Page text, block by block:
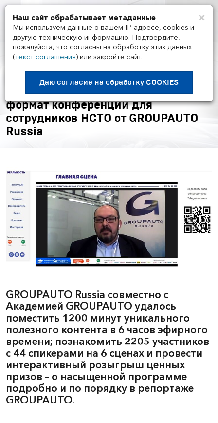
НОВОСТИ ГРУППЫ И РЫНКА
«Автосервис. НОВАЯ
РЕАЛЬНОСТЬ» - абсолютно новый
формат конференции для
сотрудников НСТО от GROUPAUTO
Russia
GROUPAUTO Russia совместно с
Академией GROUPAUTO удалось
поместить 1200 минут уникального
полезного контента в 6 часов эфирного
времени; познакомить 2205 участников
с 44 спикерами на 6 сценах и провести
интерактивный розыгрыш ценных
призов – о насыщенной программе
подробно и по порядку в репортаже
GROUPAUTO.
×
Наш сайт обрабатывает метаданные
Мы используем данные о вашем IP-адресе, cookies и
другую техническую информацию. Подтвердите,
пожалуйста, что согласны на обработку этих данных
(текст соглашения) или закройте сайт.
Даю согласие на обработку COOKIES